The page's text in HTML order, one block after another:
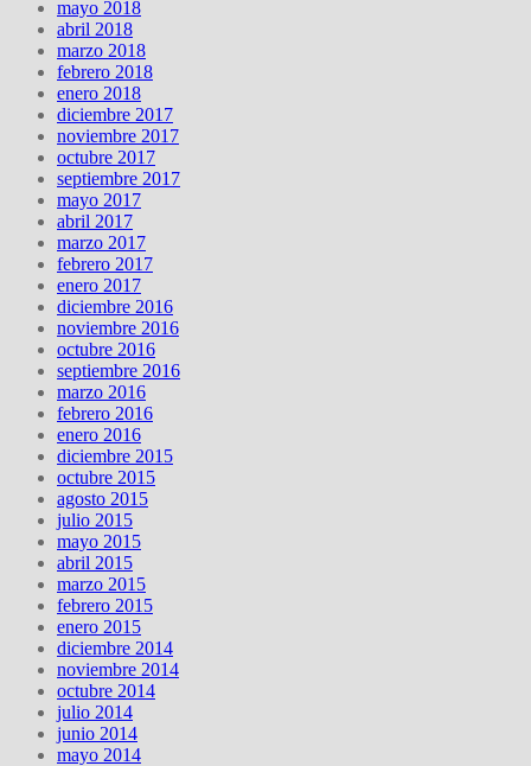
mayo 2018
abril 2018
marzo 2018
febrero 2018
enero 2018
diciembre 2017
noviembre 2017
octubre 2017
septiembre 2017
mayo 2017
abril 2017
marzo 2017
febrero 2017
enero 2017
diciembre 2016
noviembre 2016
octubre 2016
septiembre 2016
marzo 2016
febrero 2016
enero 2016
diciembre 2015
octubre 2015
agosto 2015
julio 2015
mayo 2015
abril 2015
marzo 2015
febrero 2015
enero 2015
diciembre 2014
noviembre 2014
octubre 2014
julio 2014
junio 2014
mayo 2014